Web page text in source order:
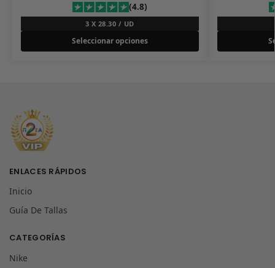
(4.8)
3 X 28.30 / UD
Seleccionar opciones
ENLACES RÁPIDOS
Inicio
Guía De Tallas
CATEGORÍAS
Nike